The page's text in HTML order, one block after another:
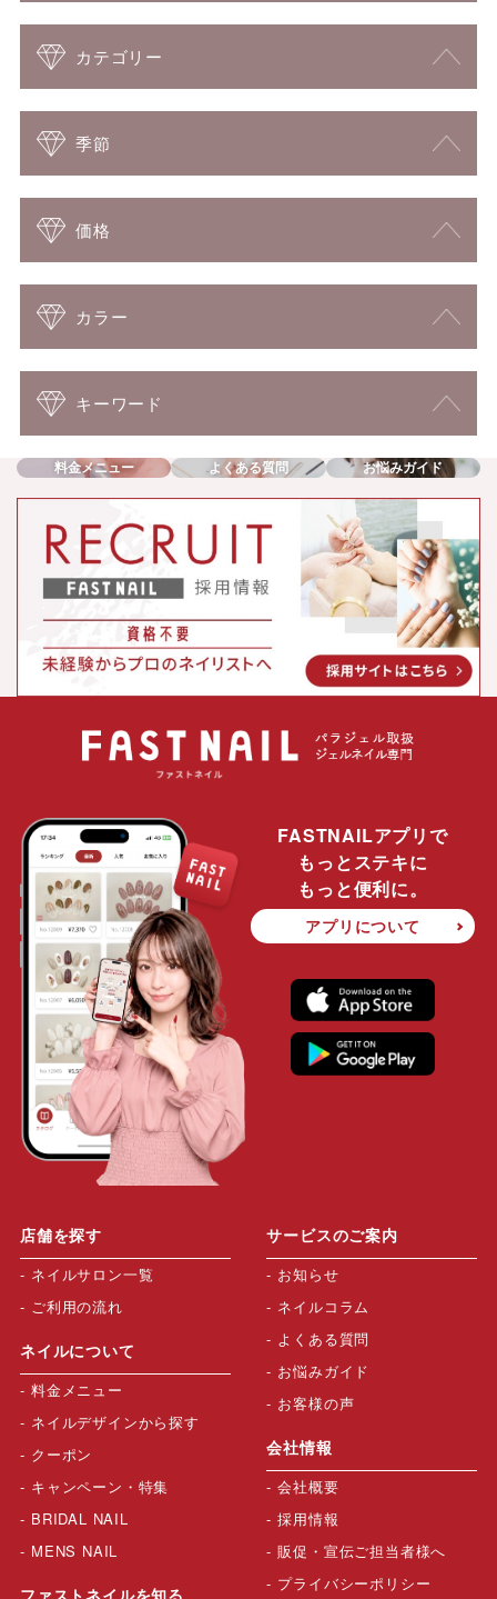
カテゴリー
季節
価格
カラー
キーワード
料金メニュー よくある質問 お悩みガイド
FASTNAILアプリで
もっとステキに
もっと便利に。
アプリについて
店舗を探す
ネイルサロン一覧
ご利用の流れ
ネイルについて
料金メニュー
ネイルデザインから探す
クーポン
キャンペーン・特集
BRIDAL NAIL
MENS NAIL
ファストネイルを知る
サービスのご案内
お知らせ
ネイルコラム
よくある質問
お悩みガイド
お客様の声
会社情報
会社概要
採用情報
販促・宣伝ご担当者様へ
プライバシーポリシー